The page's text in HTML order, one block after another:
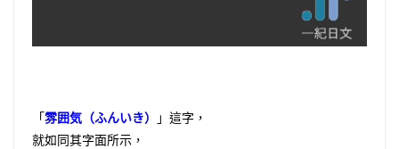
「雰囲気（ふんいき）
」這字，
就如同其字面所示，